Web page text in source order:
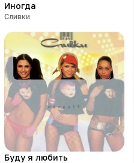
Иногда
Сливки
Буду я любить